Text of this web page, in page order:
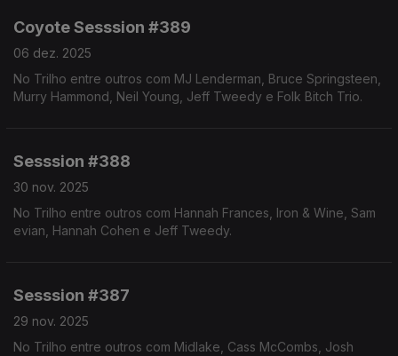
Coyote Sesssion #389
06 dez. 2025
No Trilho entre outros com MJ Lenderman, Bruce Springsteen,
Murry Hammond, Neil Young, Jeff Tweedy e Folk Bitch Trio.
Sesssion #388
30 nov. 2025
No Trilho entre outros com Hannah Frances, Iron & Wine, Sam
evian, Hannah Cohen e Jeff Tweedy.
Sesssion #387
29 nov. 2025
No Trilho entre outros com Midlake, Cass McCombs, Josh